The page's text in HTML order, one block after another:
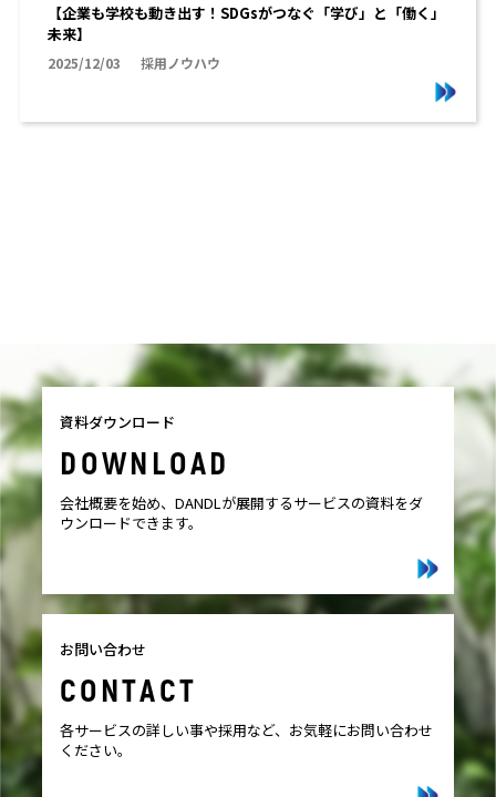
【企業も学校も動き出す！SDGsがつなぐ「学び」と「働く」
未来】
2025/12/03 採用ノウハウ
資料ダウンロード
DOWNLOAD
会社概要を始め、DANDLが展開するサービスの資料をダ
ウンロードできます。
お問い合わせ
CONTACT
各サービスの詳しい事や採用など、お気軽にお問い合わせ
ください。